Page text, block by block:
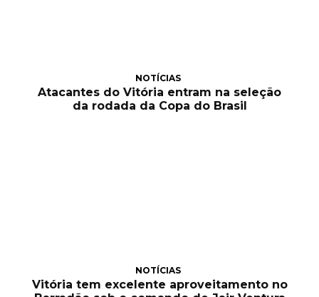
NOTÍCIAS
Atacantes do Vitória entram na seleção
da rodada da Copa do Brasil
NOTÍCIAS
Vitória tem excelente aproveitamento no